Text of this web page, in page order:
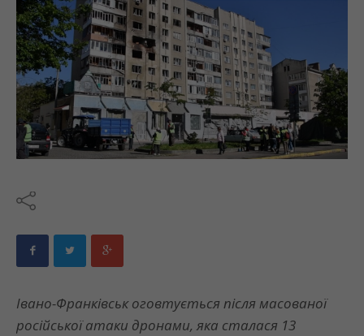
Івано-Франківськ оговтується після масованої
російської атаки дронами, яка сталася 13